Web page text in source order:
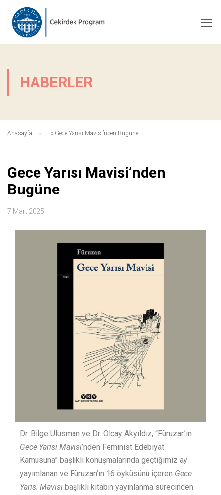
HABERLER
Anasayfa » Gece Yarısı Mavisi’nden Bugüne
Gece Yarısı Mavisi’nden
Bugüne
7 Mart 2025
Dr. Bilge Ulusman ve Dr. Olcay Akyıldız, “Füruzan’ın
Gece Yarısı Mavisi’nden Feminist Edebiyat
Kamusuna” başlıklı konuşmalarında geçtiğimiz ay
yayımlanan ve Füruzan’ın 16 öyküsünü içeren Gece
Yarısı Mavisi başlıklı kitabın yayınlanma sürecinden